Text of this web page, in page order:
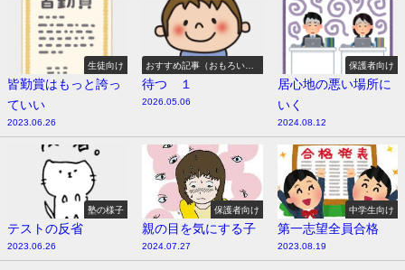
生徒向け
皆勤賞はもっと誇っ
ていい
2023.06.26
おすすめ記事（おもろい
よ）
待つ １
2026.05.06
保護者向け
居心地の悪い場所に
いく
2024.08.12
塾の様子
テストの反省
2023.06.26
保護者向け
親の目を気にする子
2024.07.27
中学生向け
第一志望全員合格
2023.08.19